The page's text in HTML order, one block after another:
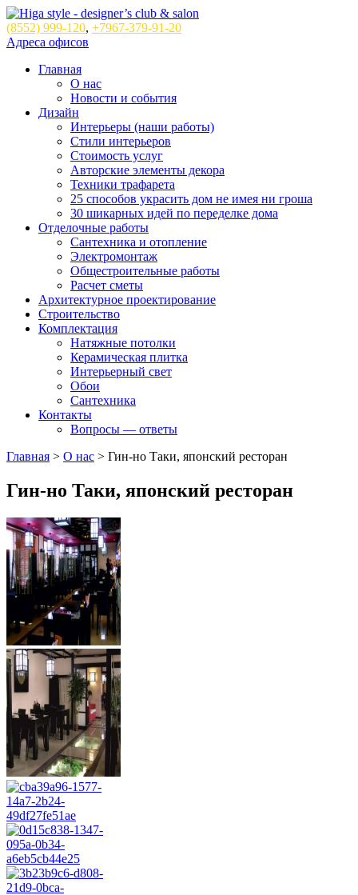
(8552) 999-120, +7967-379-91-20
Адреса офисов
Главная
О нас
Новости и события
Дизайн
Интерьеры (наши работы)
Стили интерьеров
Стоимость услуг
Авторские элементы декора
Техники трафарета
25 способов украсить дом не имея ни гроша
30 шикарных идей по переделке дома
Отделочные работы
Сантехника и отопление
Электромонтаж
Общестроительные работы
Расчет сметы
Архитектурное проектирование
Строительство
Комплектация
Натяжные потолки
Керамическая плитка
Интерьерный свет
Обои
Сантехника
Контакты
Вопросы — ответы
Главная > О нас > Гин-но Таки, японский ресторан
Гин-но Таки, японский ресторан